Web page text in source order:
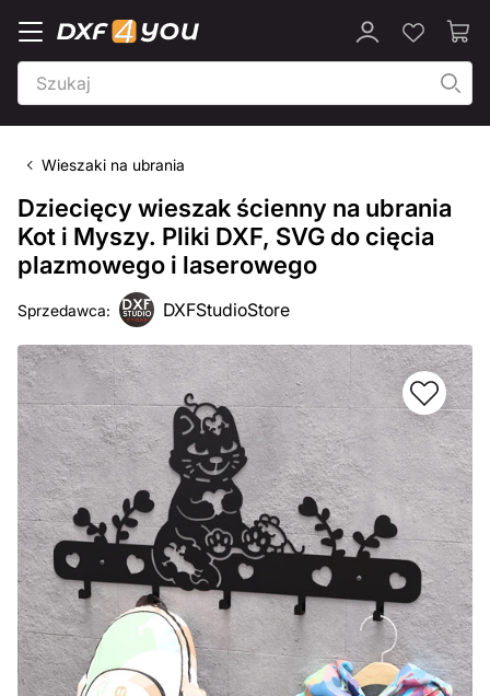
Wieszaki na ubrania
Dziecięcy wieszak ścienny na ubrania
Kot i Myszy. Pliki DXF, SVG do cięcia
plazmowego i laserowego
Sprzedawca: DXFStudioStore